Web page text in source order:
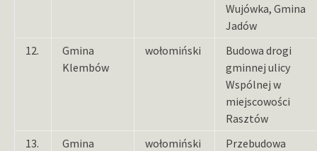
Wujówka, Gmina
Jadów
12.
Gmina
Klembów
wołomiński
Budowa drogi
gminnej ulicy
Wspólnej w
miejscowości
Rasztów
13.
Gmina
wołomiński
Przebudowa